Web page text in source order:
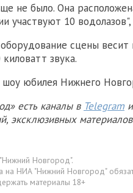
не было. Она
участвуют 10
сцены весит
звука.
юбилея Нижнего
есть каналы в Telegram и
эксклюзивных
Новгород".
на НИА "Нижний Новгород"
материалы 18+